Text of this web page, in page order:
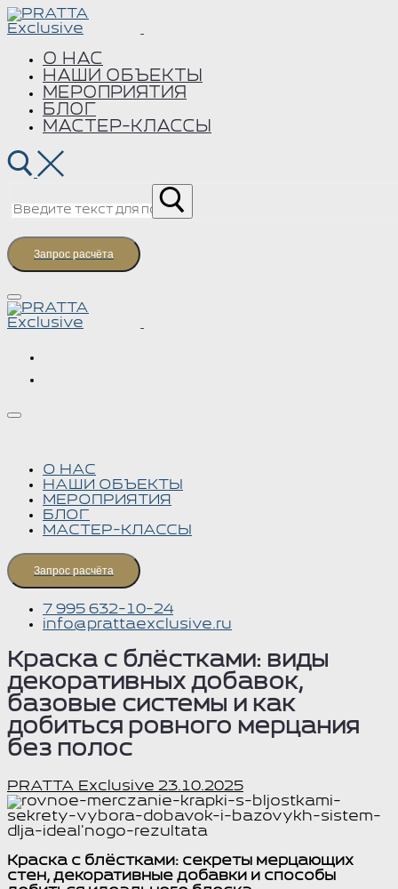
Перейти
к
Меню
Закрыть
О НАС
НАШИ ОБЪЕКТЫ
МЕРОПРИЯТИЯ
БЛОГ
МАСТЕР-КЛАССЫ
Запрос расчёта
О НАС
НАШИ ОБЪЕКТЫ
МЕРОПРИЯТИЯ
БЛОГ
МАСТЕР-КЛАССЫ
Запрос расчёта
7 995 632-10-24
info@prattaexclusive.ru
Краска с блёстками: виды
декоративных добавок,
базовые системы и как
добиться ровного мерцания
без полос
PRATTA Exclusive 23.10.2025
Краска с блёстками: секреты мерцающих
стен, декоративные добавки и способы